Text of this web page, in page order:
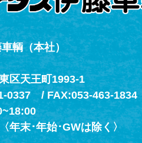
輌（本社）
区天王町1993-1
0337 / FAX:053-463-1834
年末･年始･GWは除く〉